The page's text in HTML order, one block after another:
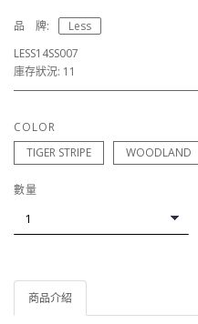
品 牌:
Less
LESS14SS007
庫存狀況: 11
COLOR
TIGER STRIPE
WOODLAND
數量
商品介紹